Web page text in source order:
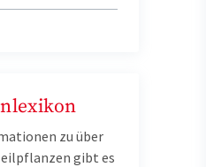
zu über
gibt es